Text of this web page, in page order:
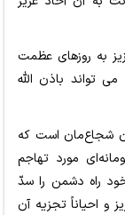
به روزهای عظمت
تواند باذن الله
شجاع‌مان است که
مورد تهاجم
خود راه دشمن را سدّ
و احیاناً تجزیه آن